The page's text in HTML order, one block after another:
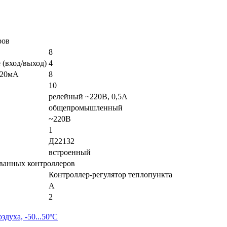
8
выход) 4
8
10
релейный ~220В, 0,5А
общепромышленный
~220В
1
Д22132
встроенный
контроллеров
Контроллер-регулятор теплопункта
A
2
-50...50ºС